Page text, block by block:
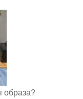
образа?